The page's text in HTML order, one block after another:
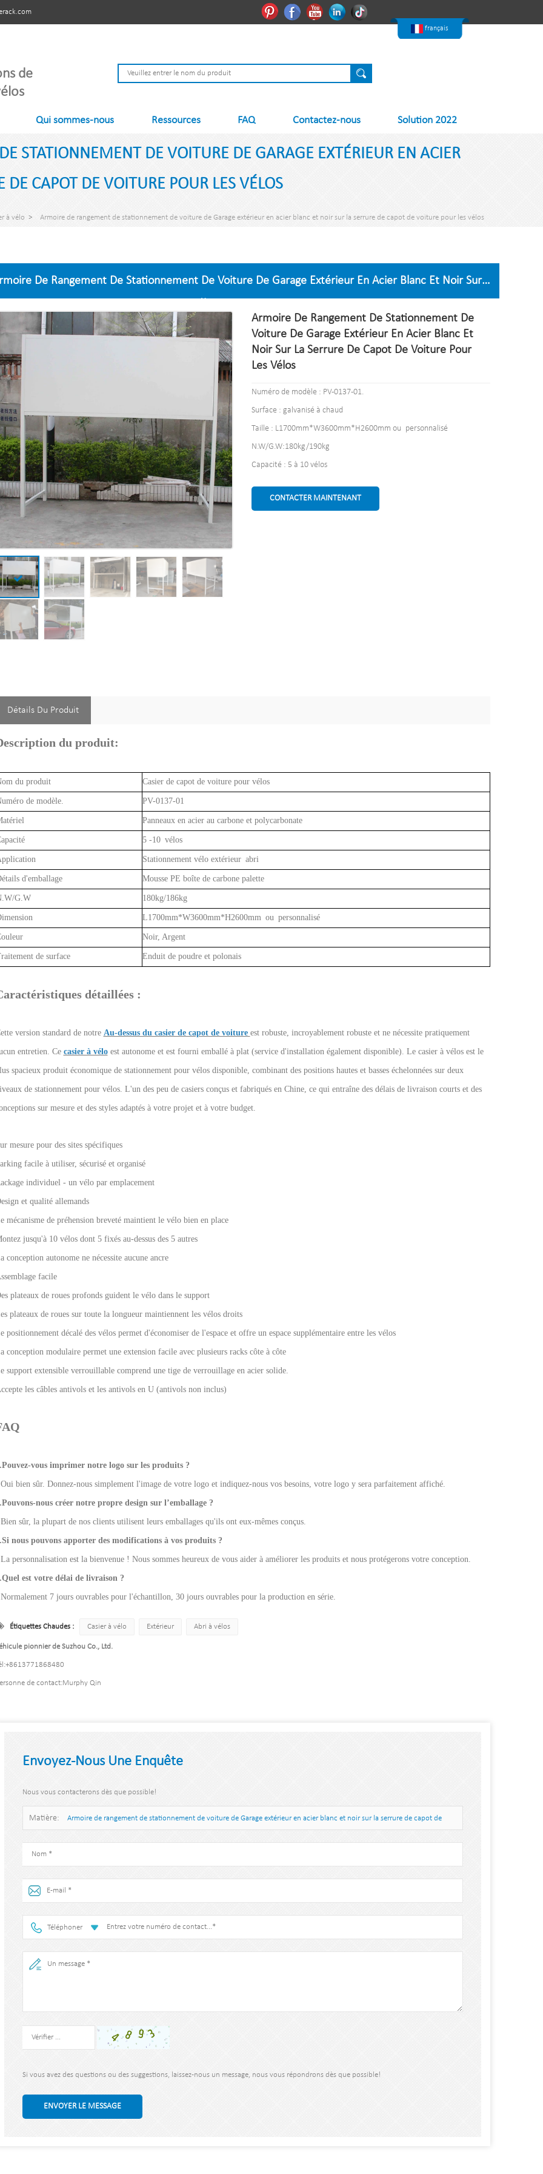
français
Nederlands
PinterestFacebookYoutubeLinkedin
de
Qui sommes-nous Ressources FAQ Contactez-nous Solution 2022
STATIONNEMENT DE VOITURE DE GARAGE EXTÉRIEUR EN ACIER
DE CAPOT DE VOITURE POUR LES VÉLOS
à vélo > Armoire de rangement de stationnement de voiture de Garage extérieur en acier blanc et noir sur la serrure de capot de voiture pour les vélos
De Rangement De Stationnement De Voiture De Garage Extérieur En Acier Blanc Et Noir Sur
Armoire De Rangement De Stationnement De
Voiture De Garage Extérieur En Acier Blanc Et
Noir Sur La Serrure De Capot De Voiture Pour
Les Vélos
Numéro de modèle : PV-0137-01.
Surface : galvanisé à chaud
Taille : L1700mm*W3600mm*H2600mm ou personnalisé
N.W/G.W:180kg/190kg
Capacité : 5 à 10 vélos
CONTACTER MAINTENANT
Détails Du Produit
du produit:
du produit Casier de capot de voiture pour vélos
de modèle. PV-0137-01
Panneaux en acier au carbone et polycarbonate
5 -10 vélos
Stationnement vélo extérieur abri
d'emballage Mousse PE boîte de carbone palette
G.W 180kg/186kg
L1700mm*W3600mm*H2600mm ou personnalisé
Noir, Argent
de surface Enduit de poudre et polonais
détaillées :
version standard de notre Au-dessus du casier de capot de voiture est robuste, incroyablement robuste et ne nécessite pratiquement
entretien. Ce casier à véloest autonome et est fourni emballé à plat (service d'installation également disponible). Le casier à vélos est le
spacieux produit économique de stationnement pour vélos disponible, combinant des positions hautes et basses échelonnées sur deux
de stationnement pour vélos. L'un des peu de casiers conçus et fabriqués en Chine, ce qui entraîne des délais de livraison courts et des
sur mesure et des styles adaptés à votre projet et à votre budget.
mesure pour des sites spécifiques
facile à utiliser, sécurisé et organisé
individuel - un vélo par emplacement
et qualité allemands
mécanisme de préhension breveté maintient le vélo bien en place
jusqu'à 10 vélos dont 5 fixés au-dessus des 5 autres
conception autonome ne nécessite aucune ancre
facile
plateaux de roues profonds guident le vélo dans le support
plateaux de roues sur toute la longueur maintiennent les vélos droits
positionnement décalé des vélos permet d'économiser de l'espace et offre un espace supplémentaire entre les vélos
conception modulaire permet une extension facile avec plusieurs racks côte à côte
support extensible verrouillable comprend une tige de verrouillage en acier solide.
les câbles antivols et les antivols en U (antivols non inclus)
vous imprimer notre logo sur les produits ?
bien sûr. Donnez-nous simplement l'image de votre logo et indiquez-nous vos besoins, votre logo y sera parfaitement affiché.
nous créer notre propre design sur l’emballage ?
sûr, la plupart de nos clients utilisent leurs emballages qu'ils ont eux-mêmes conçus.
nous pouvons apporter des modifications à vos produits ?
personnalisation est la bienvenue ! Nous sommes heureux de vous aider à améliorer les produits et nous protégerons votre conception.
est votre délai de livraison ?
7 jours ouvrables pour l'échantillon, 30 jours ouvrables pour la production en série.
Étiquettes Chaudes : Casier à vélo Extérieur Abri à vélos
pionnier de Suzhou Co., Ltd.
+8613771868480
de contact:Murphy Qin
Envoyez-Nous Une Enquête
Nous vous contacterons dès que possible!
Matière: Armoire de rangement de stationnement de voiture de Garage extérieur en acier blanc et noir sur la serrure de capot de
voiture pour les vélos
Téléphoner
Si vous avez des questions ou des suggestions, laissez-nous un message, nous vous répondrons dès que possible!
ENVOYER LE MESSAGE